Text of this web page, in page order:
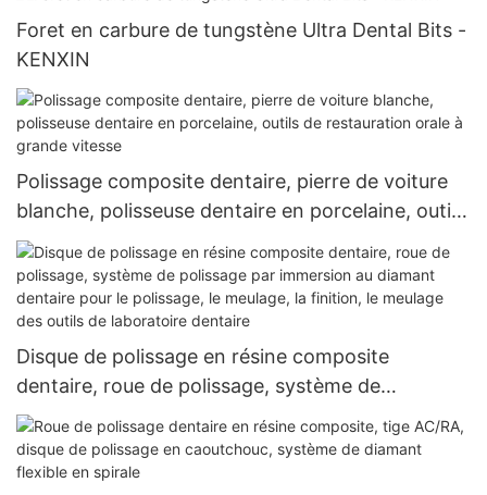
Foret en carbure de tungstène Ultra Dental Bits -
KENXIN
Polissage composite dentaire, pierre de voiture
blanche, polisseuse dentaire en porcelaine, outils
de restauration orale à grande vitesse
Disque de polissage en résine composite
dentaire, roue de polissage, système de
polissage par immersion au diamant dentaire
pour le polissage, le meulage, la finition, le
meulage des outils de laboratoire dentaire